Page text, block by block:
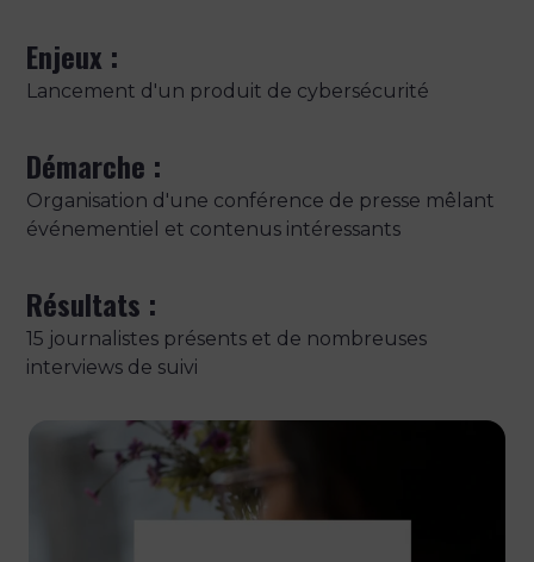
Enjeux :
Lancement d'un produit de cybersécurité
Démarche :
Organisation d'une conférence de presse mêlant
événementiel et contenus intéressants
Résultats :
15 journalistes présents et de nombreuses
interviews de suivi